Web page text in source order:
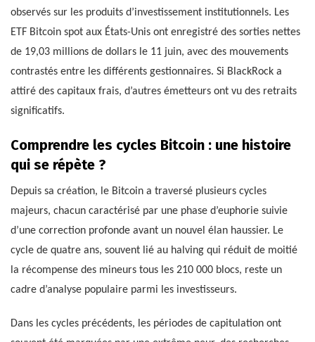
observés sur les produits d’investissement institutionnels. Les
ETF Bitcoin spot aux États-Unis ont enregistré des sorties nettes
de 19,03 millions de dollars le 11 juin, avec des mouvements
contrastés entre les différents gestionnaires. Si BlackRock a
attiré des capitaux frais, d’autres émetteurs ont vu des retraits
significatifs.
Comprendre les cycles Bitcoin : une histoire
qui se répète ?
Depuis sa création, le Bitcoin a traversé plusieurs cycles
majeurs, chacun caractérisé par une phase d’euphorie suivie
d’une correction profonde avant un nouvel élan haussier. Le
cycle de quatre ans, souvent lié au halving qui réduit de moitié
la récompense des mineurs tous les 210 000 blocs, reste un
cadre d’analyse populaire parmi les investisseurs.
Dans les cycles précédents, les périodes de capitulation ont